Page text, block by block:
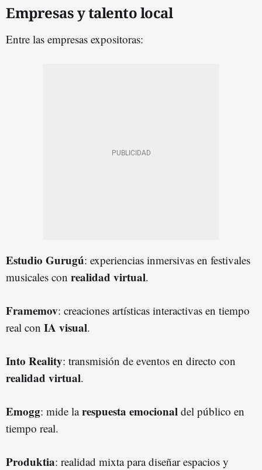
Empresas y talento local
Entre las empresas expositoras:
Estudio Gurugú: experiencias inmersivas en festivales
musicales con realidad virtual.
Framemov: creaciones artísticas interactivas en tiempo
real con IA visual.
Into Reality: transmisión de eventos en directo con
realidad virtual.
Emogg: mide larespuesta emocional del público en
tiempo real.
Produktia: realidad mixta para diseñar espacios y